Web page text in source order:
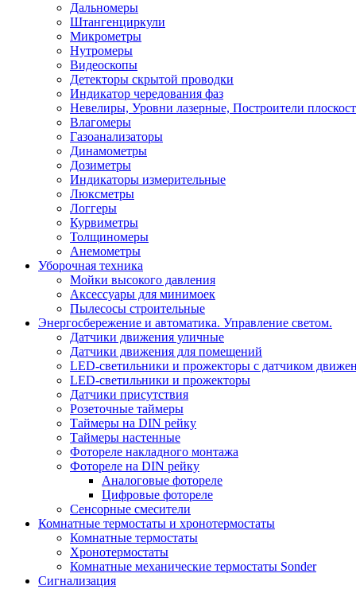
Дальномеры
Штангенциркули
Микрометры
Нутромеры
Видеоскопы
Детекторы скрытой проводки
Индикатор чередования фаз
Невелиры, Уровни лазерные, Построители
Влагомеры
Газоанализаторы
Динамометры
Дозиметры
Индикаторы измерительные
Люксметры
Логгеры
Курвиметры
Толщиномеры
Анемометры
Уборочная техника
Мойки высокого давления
Аксессуары для минимоек
Пылесосы строительные
Энергосбережение и автоматика. Управление светом.
Датчики движения уличные
Датчики движения для помещений
LED-светильники и прожекторы с датчиком
LED-светильники и прожекторы
Датчики присутствия
Розеточные таймеры
Таймеры на DIN рейку
Таймеры настенные
Фотореле накладного монтажа
Фотореле на DIN рейку
Аналоговые фотореле
Цифровые фотореле
Сенсорные смесители
Комнатные термостаты и хронотермостаты
Комнатные термостаты
Хронотермостаты
Комнатные механические термостаты Sonder
Сигнализация